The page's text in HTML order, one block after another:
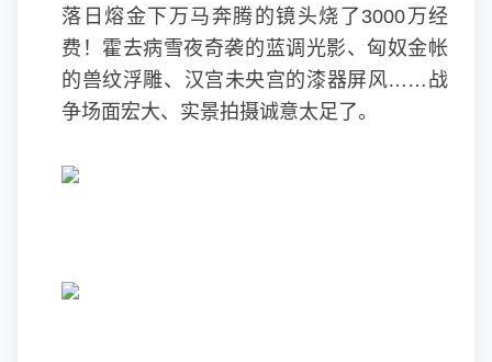
落日熔金下万马奔腾的镜头烧了3000万经
费！霍去病雪夜奇袭的蓝调光影、匈奴金帐
的兽纹浮雕、汉宫未央宫的漆器屏风……战
争场面宏大、实景拍摄诚意太足了。